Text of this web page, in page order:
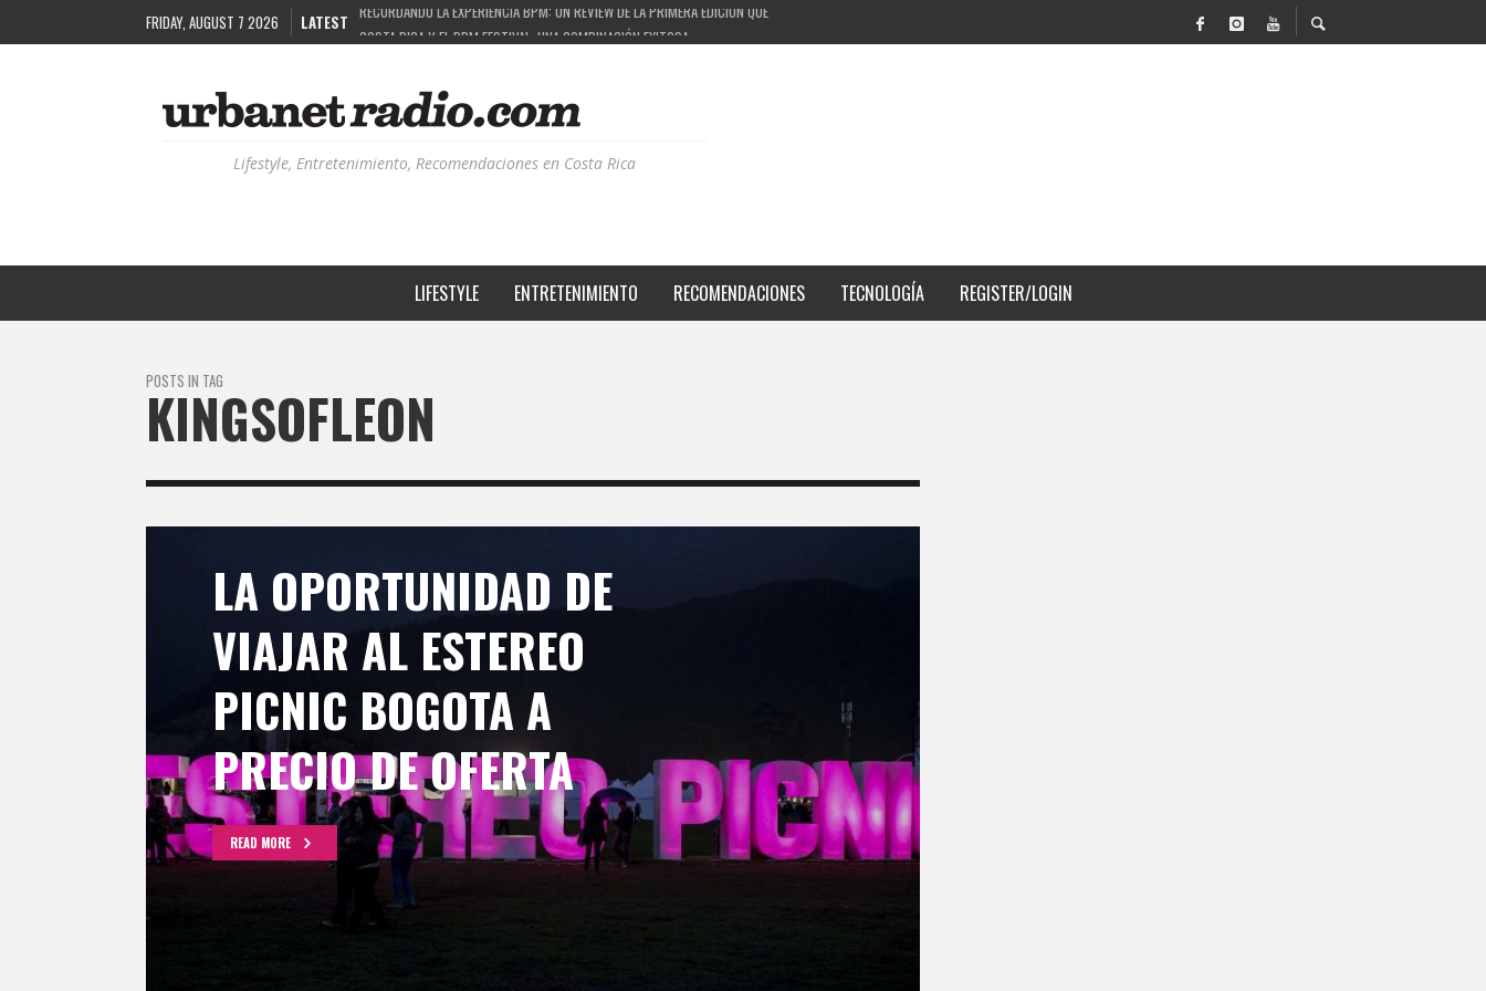
FRIDAY, AUGUST 7 2026 LATEST COSTA RICA Y EL BPM FESTIVAL: UNA COMBINACIÓN EXITOSA
RUTAS NATURBANAS: EL PROYECTO QUE ESTÁ TRANSFORMANDO LA CALIDAD DE VIDA DEL TRANSEÚNTE TICO CON MOVILIDAD Y PAISAJISMO
RECORDANDO LA EXPERIENCIA BPM: UN REVIEW DE LA PRIMERA EDICIÓN QUE TRAJO EL TALENTO DE MÁS DE 100 DJS A COSTA RICA
Lifestyle, Entretenimiento, Recomendaciones en Costa Rica
LIFESTYLE ENTRETENIMIENTO RECOMENDACIONES TECNOLOGÍA REGISTER/LOGIN
POSTS IN TAG
KINGSOFLEON
LA OPORTUNIDAD DE
VIAJAR AL ESTEREO
PICNIC BOGOTA A
PRECIO DE OFERTA
READ MORE